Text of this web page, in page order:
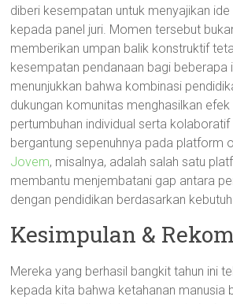
diberi kesempatan untuk menyajikan
kepada panel juri. Momen tersebut
memberikan umpan balik konstruktif
kesempatan pendanaan bagi beberapa
menunjukkan bahwa kombinasi
dukungan komunitas menghasilkan
pertumbuhan individual serta kolaboratif
bergantung sepenuhnya pada platform
Jovem, misalnya, adalah salah satu
membantu menjembatani gap antara
dengan pendidikan berdasarkan
Kesimpulan &
Mereka yang berhasil bangkit tahun ini
kepada kita bahwa ketahanan manusia